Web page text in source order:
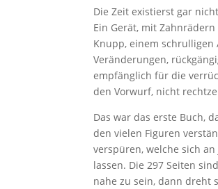
Die Zeit existierst gar
Ein Gerät, mit
Knupp, einem schrulligen
Veränderungen,
empfänglich für die
den Vorwurf, nicht
Das war das erste Buch,
den vielen Figuren
verspüren, welche sich
lassen. Die 297 Seiten
nahe zu sein, dann dreht